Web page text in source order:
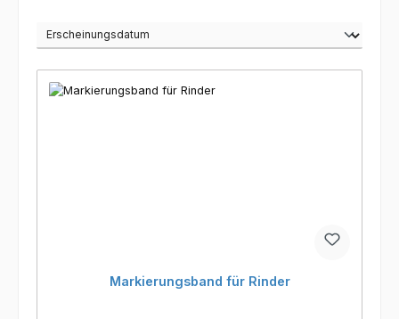
Markierungsband für Rinder